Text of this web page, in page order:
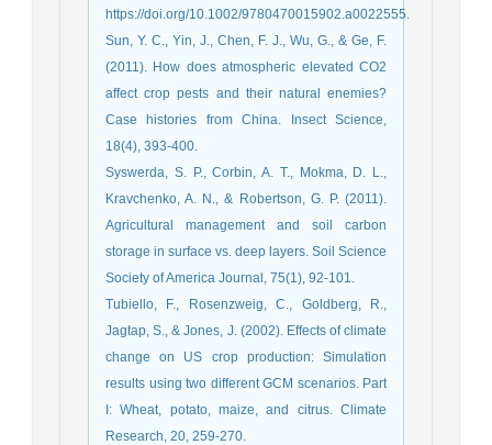
https://doi.org/10.1002/9780470015902.a0022555.
Sun, Y. C., Yin, J., Chen, F. J., Wu, G., & Ge, F.
(2011). How does atmospheric elevated CO2
affect crop pests and their natural enemies?
Case histories from China. Insect Science,
18(4), 393-400.
Syswerda, S. P., Corbin, A. T., Mokma, D. L.,
Kravchenko, A. N., & Robertson, G. P. (2011).
Agricultural management and soil carbon
storage in surface vs. deep layers. Soil Science
Society of America Journal, 75(1), 92-101.
Tubiello, F., Rosenzweig, C., Goldberg, R.,
Jagtap, S., & Jones, J. (2002). Effects of climate
change on US crop production: Simulation
results using two different GCM scenarios. Part
I: Wheat, potato, maize, and citrus. Climate
Research, 20, 259-270.